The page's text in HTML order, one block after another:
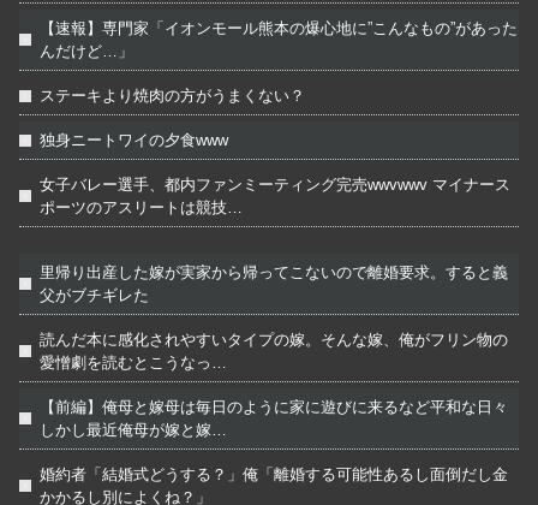
【速報】専門家「イオンモール熊本の爆心地に”こんなもの”があった
んだけど…」
ステーキより焼肉の方がうまくない？
独身ニートワイの夕食www
女子バレー選手、都内ファンミーティング完売wwvwwv マイナース
ポーツのアスリートは競技…
里帰り出産した嫁が実家から帰ってこないので離婚要求。すると義
父がブチギレた
読んだ本に感化されやすいタイプの嫁。そんな嫁、俺がフリン物の
愛憎劇を読むとこうなっ…
【前編】俺母と嫁母は毎日のように家に遊びに来るなど平和な日々
しかし最近俺母が嫁と嫁…
婚約者「結婚式どうする？」俺「離婚する可能性あるし面倒だし金
かかるし別によくね？」